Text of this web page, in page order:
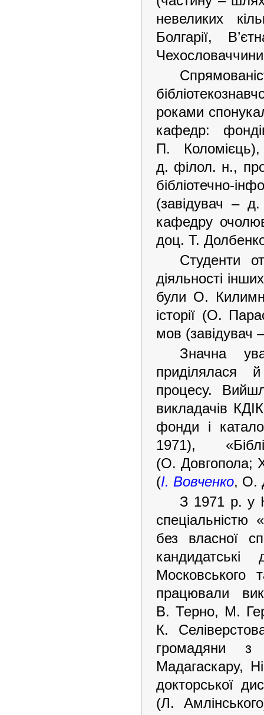
невеликих
Болгарії,
роками
кафедр:
П. Коломієць),
д. філол. н.,
бібліотечно-
(завідувач –
кафедру
доц. Т.
Студенти
діяльності
були О.
історії (О.
мов
Значна
приділялася
процесу.
викладачів
фонди і
1971),
(О. Довгопола;
(І. Вовченко, О.
З 1971 р. у
спеціальністю
без власної
кандидатські
Московського
працювали
В. Терно, М.
К.
громадяни з
Мадагаскару,
докторської
(Л.